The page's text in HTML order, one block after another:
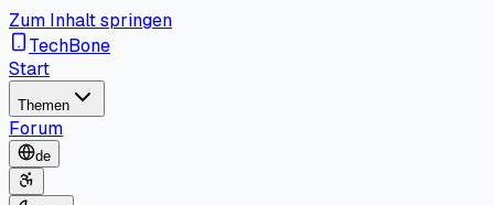
Zum Inhalt springen
TechBone
Start
Themen
Forum
de